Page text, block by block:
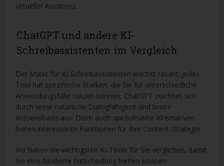
virtueller Assistenz.
ChatGPT und andere KI-
Schreibassistenten im Vergleich
Der Markt für KI-Schreibassistenten wächst rasant. Jedes
Tool hat spezifische Stärken, die Sie für unterschiedliche
Anwendungsfälle nutzen können. ChatGPT zeichnet sich
durch seine natürliche Dialogfähigkeit und breite
Wissensbasis aus. Doch auch spezialisierte Alternativen
bieten interessante Funktionen für Ihre Content-Strategie.
Wir haben die wichtigsten KI-Tools für Sie verglichen, damit
Sie eine fundierte Entscheidung treffen können: